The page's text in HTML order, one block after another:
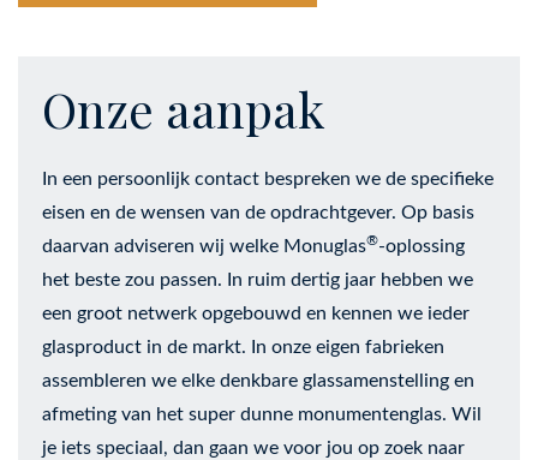
Onze aanpak
In een persoonlijk contact bespreken we de specifieke
eisen en de wensen van de opdrachtgever. Op basis
daarvan adviseren wij welke Monuglas®-oplossing
het beste zou passen. In ruim dertig jaar hebben we
een groot netwerk opgebouwd en kennen we ieder
glasproduct in de markt. In onze eigen fabrieken
assembleren we elke denkbare glassamenstelling en
afmeting van het super dunne monumentenglas. Wil
je iets speciaal, dan gaan we voor jou op zoek naar